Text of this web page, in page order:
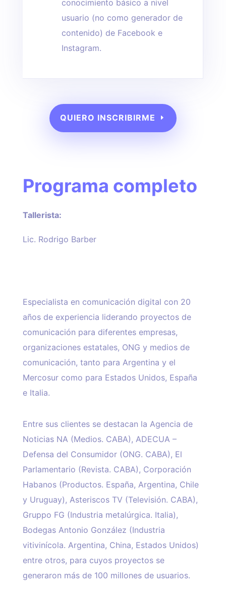
conocimiento básico a nivel
usuario (no como generador de
contenido) de Facebook e
Instagram.
QUIERO INSCRIBIRME
Programa completo
Tallerista:
Lic. Rodrigo Barber
Especialista en comunicación digital con 20
años de experiencia liderando proyectos de
comunicación para diferentes empresas,
organizaciones estatales, ONG y medios de
comunicación, tanto para Argentina y el
Mercosur como para Estados Unidos, España
e Italia.
Entre sus clientes se destacan la Agencia de
Noticias NA (Medios. CABA), ADECUA –
Defensa del Consumidor (ONG. CABA), El
Parlamentario (Revista. CABA), Corporación
Habanos (Productos. España, Argentina, Chile
y Uruguay), Asteriscos TV (Televisión. CABA),
Gruppo FG (Industria metalúrgica. Italia),
Bodegas Antonio González (Industria
vitivinícola. Argentina, China, Estados Unidos)
entre otros, para cuyos proyectos se
generaron más de 100 millones de usuarios.